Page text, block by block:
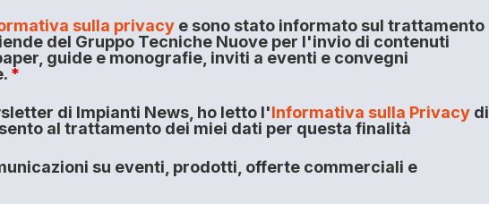
sulla privacye sono stato informato sul trattamento
del Gruppo Tecniche Nuove per l'invio di contenuti
guide e monografie, inviti a eventi e convegni
*
di Impianti News, ho letto l'Informativa sulla Privacydi
al trattamento dei miei dati per questa finalità
su eventi, prodotti, offerte commerciali e